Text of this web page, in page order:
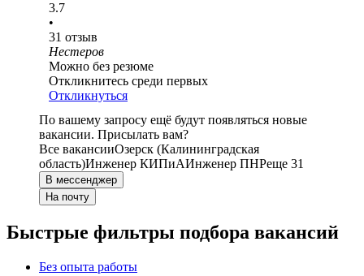
3.7
•
31 отзыв
Нестеров
Можно без резюме
Откликнитесь среди первых
Откликнуться
По вашему запросу ещё будут появляться новые
вакансии. Присылать вам?
Все вакансииОзерск (Калининградская
область)Инженер КИПиАИнженер ПНРеще 31
В мессенджер
На почту
Быстрые фильтры подбора вакансий
Без опыта работы